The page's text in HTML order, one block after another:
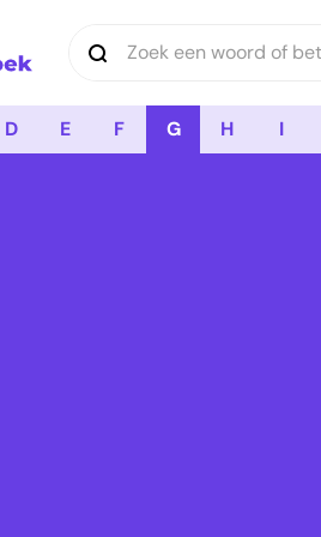
Logo Straattaal Woordenboek
D E F G H I